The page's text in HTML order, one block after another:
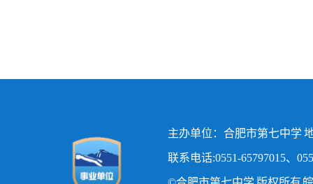
主办单位：合肥市第七中学
联系电话:0551-65797015、